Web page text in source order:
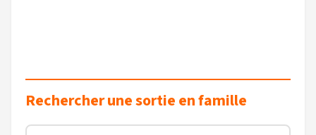
Rechercher une sortie en famille